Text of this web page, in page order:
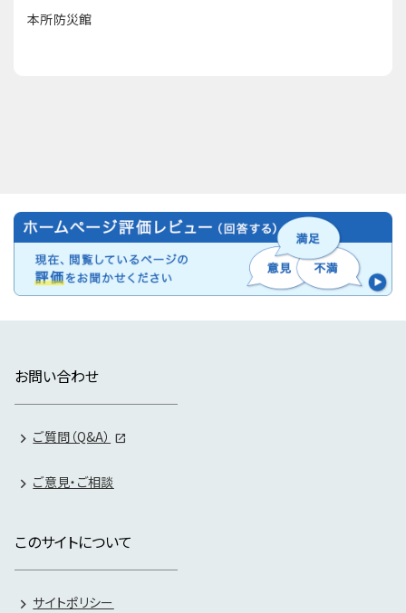
本所防災館
お問い合わせ
ご質問（Q&A）
ご意見・ご相談
このサイトについて
サイトポリシー